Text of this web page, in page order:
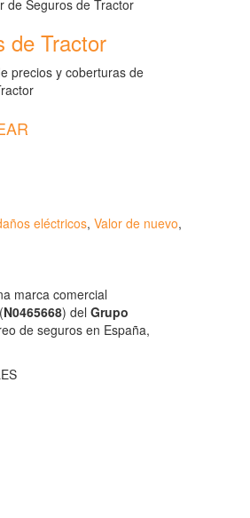
de Tractor
precios y coberturas de
eléctricos, Valor de nuevo,
marca comercial
(N0465668) del Grupo
de seguros en España,